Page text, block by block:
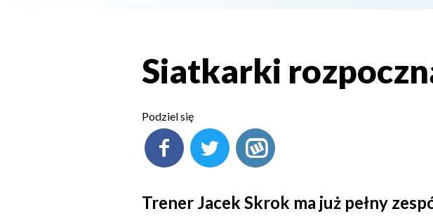
Siatkarki
Podziel się
Trener Jacek Skrok ma już pełny